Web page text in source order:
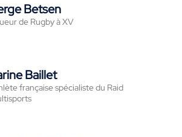
Betsen
de Rugby à XV
Baillet
française spécialiste du Raid